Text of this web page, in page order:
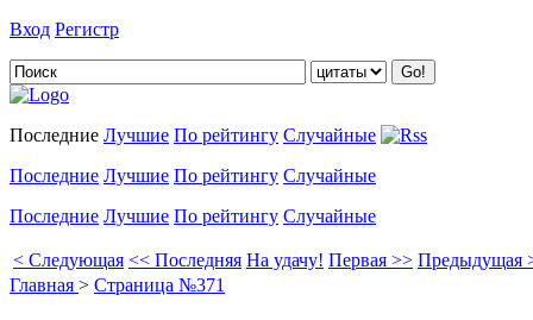
Вход Регистр
Последние Лучшие По рейтингу Случайные
Последние Лучшие По рейтингу Случайные
Последние Лучшие По рейтингу Случайные
< Следующая << Последняя На удачу! Первая >> Предыдущая
Главная > Страница №371